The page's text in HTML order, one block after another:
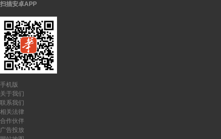
扫描安卓APP
手机版
关于我们
联系我们
相关法律
合作伙伴
广告投放